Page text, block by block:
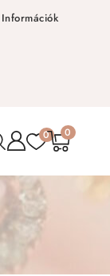
Információk
0 0